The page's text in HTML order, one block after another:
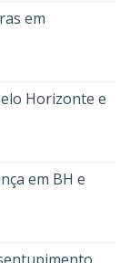
em
Horizonte e
em BH e